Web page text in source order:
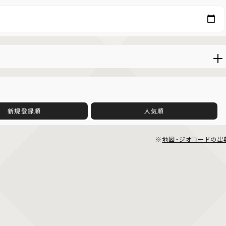
新規登録順 人気順
※地図・ジオコードの出